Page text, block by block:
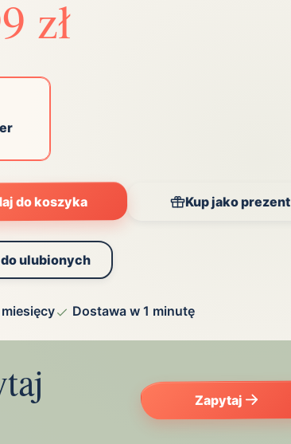
zł
do koszyka Kup jako prezent
ulubionych
Dostawa w 1 minutę
Zapytaj